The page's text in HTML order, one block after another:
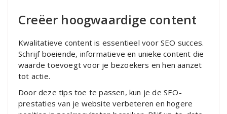
Creëer hoogwaardige content
Kwalitatieve content is essentieel voor SEO succes.
Schrijf boeiende, informatieve en unieke content die
waarde toevoegt voor je bezoekers en hen aanzet
tot actie.
Door deze tips toe te passen, kun je de SEO-
prestaties van je website verbeteren en hogere